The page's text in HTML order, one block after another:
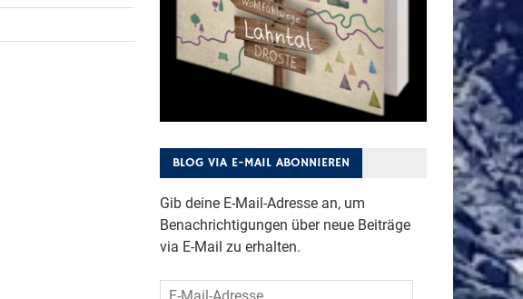
BLOG VIA E-MAIL ABONNIEREN
Gib deine E-Mail-Adresse an, um
Benachrichtigungen über neue Beiträge
via E-Mail zu erhalten.
E-